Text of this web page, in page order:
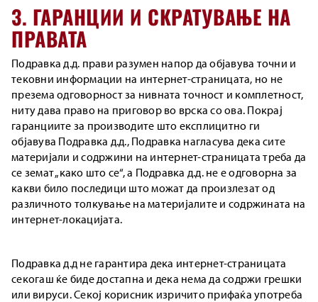
3. ГАРАНЦИИ И СКРАТУВАЊЕ НА
ПРАВАТА
Подравка д.д. прави разумен напор да објавува точни и
тековни информации на интернет-страницата, но не
презема одговорност за нивната точност и комплетност,
ниту дава право на приговор во врска со ова. Покрај
гаранциите за производите што експлицитно ги
објавува Подравка д.д., Подравка нагласува дека сите
материјали и содржини на интернет-страницата треба да
се земат „како што се“, а Подравка д.д. не е одговорна за
какви било последици што можат да произлезат од
различното толкување на материјалите и содржината на
интернет-локацијата.
Подравка д.д не гарантира дека интернет-страницата
секогаш ќе биде достапна и дека нема да содржи грешки
или вируси. Секој корисник изричито прифаќа употреба